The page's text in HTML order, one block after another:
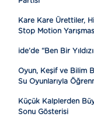
Kare Kare Ürettiler,
Stop Motion
ide’de “Ben Bir
Oyun, Keşif ve Bilim
Su Oyunlarıyla
Küçük Kalplerden
Sonu Gösterisi